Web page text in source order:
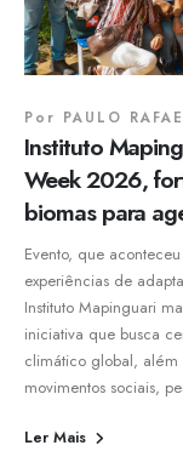
Por PAULO
Instituto
Week 2026,
biomas para
Evento, que
experiências de
Instituto Mapinguari
iniciativa que busca
climático global, além
movimentos sociais,
Ler Mais